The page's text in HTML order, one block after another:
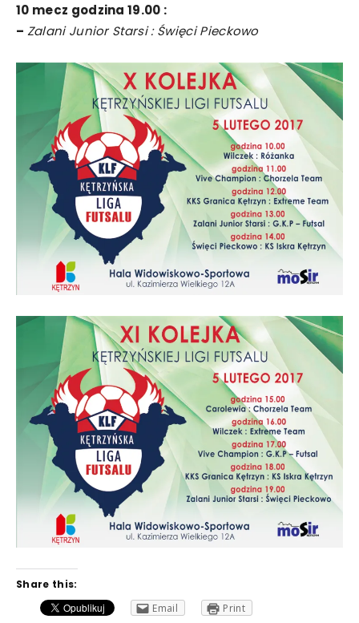
10 mecz godzina 19.00 :
– Zalani Junior Starsi : Święci Pieckowo
Share this:
Email
Print